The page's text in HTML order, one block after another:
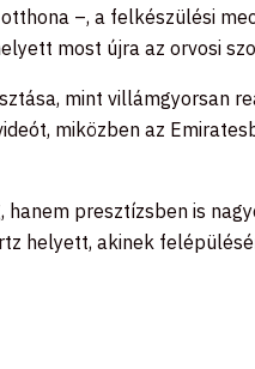
–, a felkészülési
most újra az orvosi
mint villámgyorsan
miközben az
hanem presztízsben is
helyett, akinek